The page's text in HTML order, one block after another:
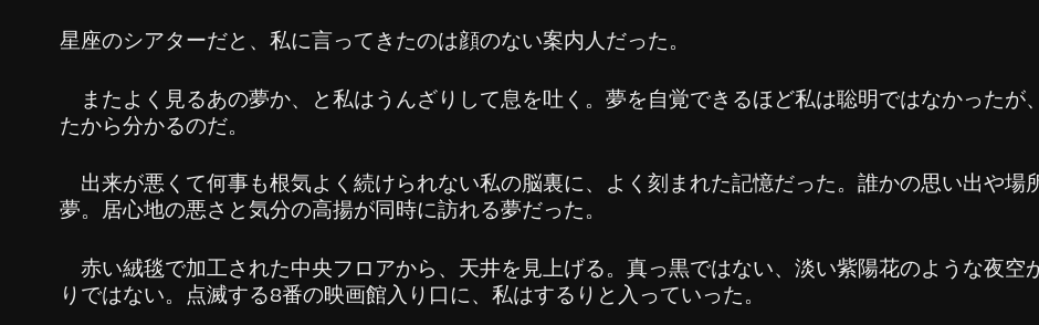
星座のシアターだと、私に言ってきたのは顔のない案内人だった。
またよく見るあの夢か、と私はうんざりして息を吐く。夢を自覚できるほど私は聡明ではなかったが
たから分かるのだ。
出来が悪くて何事も根気よく続けられない私の脳裏に、よく刻まれた記憶だった。誰かの思い出や場
夢。居心地の悪さと気分の高揚が同時に訪れる夢だった。
赤い絨毯で加工された中央フロアから、天井を見上げる。真っ黒ではない、淡い紫陽花のような夜空
りではない。点滅する8番の映画館入り口に、私はするりと入っていった。